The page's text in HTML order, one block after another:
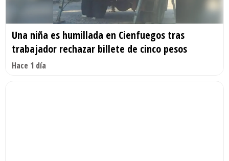
Una niña es humillada en Cienfuegos tras
trabajador rechazar billete de cinco pesos
Hace 1 día